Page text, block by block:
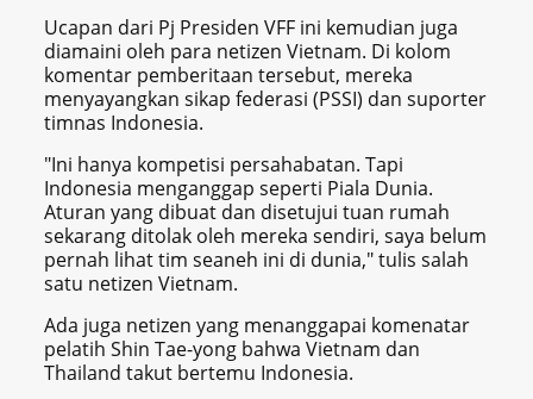
Ucapan dari Pj Presiden VFF ini kemudian juga
diamaini oleh para netizen Vietnam. Di kolom
komentar pemberitaan tersebut, mereka
menyayangkan sikap federasi (PSSI) dan suporter
timnas Indonesia.
"Ini hanya kompetisi persahabatan. Tapi
Indonesia menganggap seperti Piala Dunia.
Aturan yang dibuat dan disetujui tuan rumah
sekarang ditolak oleh mereka sendiri, saya belum
pernah lihat tim seaneh ini di dunia," tulis salah
satu netizen Vietnam.
Ada juga netizen yang menanggapai komenatar
pelatih Shin Tae-yong bahwa Vietnam dan
Thailand takut bertemu Indonesia.